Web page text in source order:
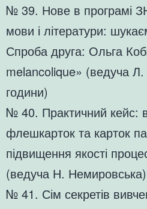
№ 39. Нове в програмі
мови і літератури:
Спроба друга: Ольга
melancolique» (ведуча
години)
№ 40. Практичний кейс:
флешкарток та карток
підвищення якості
(ведуча Н.
№ 41. Сім секретів